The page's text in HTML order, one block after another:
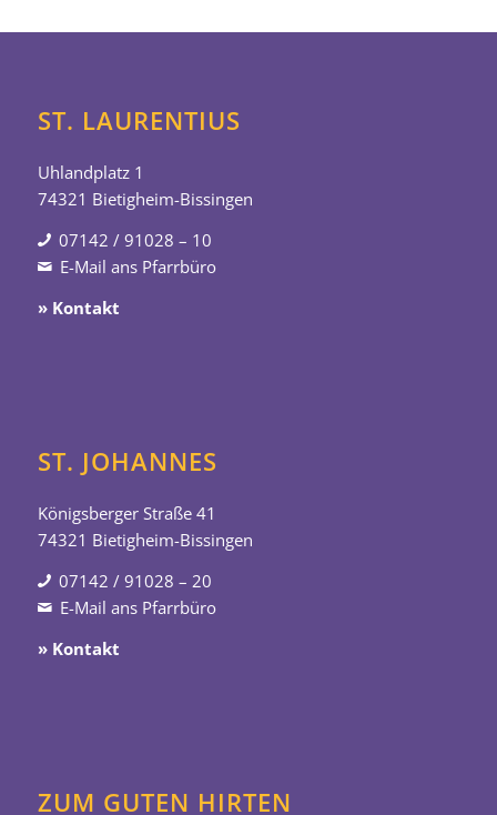
ST. LAURENTIUS
Uhlandplatz 1
74321 Bietigheim-Bissingen
07142 / 91028 – 10
E-Mail ans Pfarrbüro
» Kontakt
ST. JOHANNES
Königsberger Straße 41
74321 Bietigheim-Bissingen
07142 / 91028 – 20
E-Mail ans Pfarrbüro
» Kontakt
ZUM GUTEN HIRTEN